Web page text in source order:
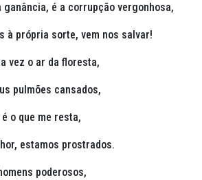
ganância, é a corrupção vergonhosa,
à própria sorte, vem nos salvar!
vez o ar da floresta,
pulmões cansados,
o que me resta,
estamos prostrados.
poderosos,